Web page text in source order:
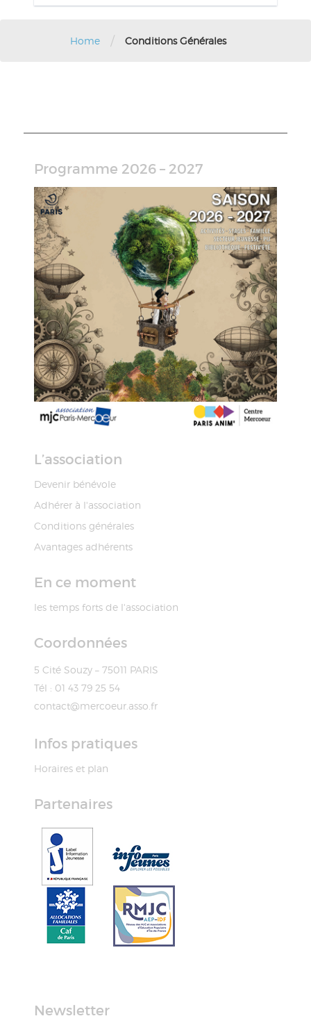
Home / Conditions Générales
Programme 2026 – 2027
L’association
Devenir bénévole
Adhérer à l'association
Conditions générales
Avantages adhérents
En ce moment
les temps forts de l'association
Coordonnées
5 Cité Souzy – 75011 PARIS
Tél : 01 43 79 25 54
contact@mercoeur.asso.fr
Infos pratiques
Horaires et plan
Partenaires
Newsletter